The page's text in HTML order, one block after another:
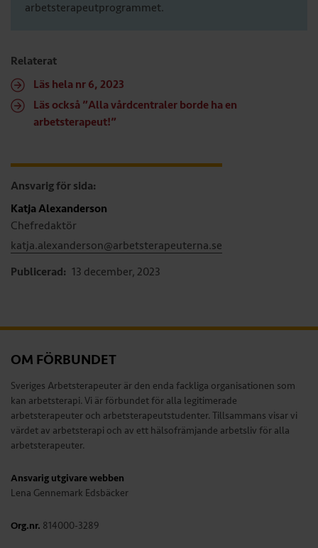
arbetsterapeutprogrammet.
Relaterat
Läs hela nr 6, 2023
Läs också ”Alla vårdcentraler borde ha en
arbetsterapeut!”
Ansvarig för sida:
Katja Alexanderson
Chefredaktör
katja.alexanderson@arbetsterapeuterna.se
Publicerad: 13 december, 2023
OM FÖRBUNDET
Sveriges Arbetsterapeuter är den enda fackliga organisationen som
kan arbetsterapi. Vi är förbundet för alla legitimerade
arbetsterapeuter och arbetsterapeutstudenter. Tillsammans visar vi
värdet av arbetsterapi och av ett hälsofrämjande arbetsliv för alla
arbetsterapeuter.
Ansvarig utgivare webben
Lena Gennemark Edsbäcker
Org.nr. 814000-3289